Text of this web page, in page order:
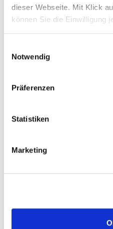
dieser Webseite. Mit Klick
können Sie die Einwilligung
Notwendig
Präferenzen
Statistiken
Marketing
Solarwatt
Standorte
Presse